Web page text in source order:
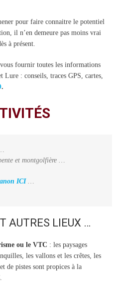
pour faire connaitre le potentiel
il n’en demeure pas moins vrai
à présent.
fournir toutes les informations
: conseils, traces GPS, cartes,
.
et montgolfière …
ICI…
AUTRES LIEUX …
ou le VTC : les paysages
les vallons et les crêtes, les
de pistes sont propices à la